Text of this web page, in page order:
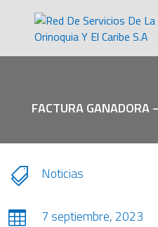
FACTURA
 Noticias
 7 septiembre, 2023